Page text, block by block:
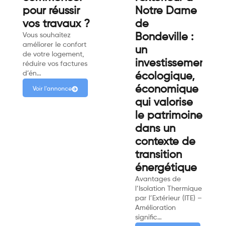
pour réussir
vos travaux ?
Vous souhaitez
améliorer le confort
de votre logement,
réduire vos factures
d’én…
Voir l'annonce
Notre Dame
de
Bondeville :
un
investissement
écologique,
économique
qui valorise
le patrimoine
dans un
contexte de
transition
énergétique
Avantages de
l’Isolation Thermique
par l’Extérieur (ITE) –
Amélioration
signific…